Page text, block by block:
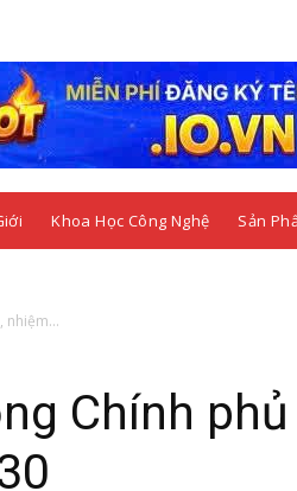
Khoa Học Công Nghệ Sản
nhiệm...
Chính